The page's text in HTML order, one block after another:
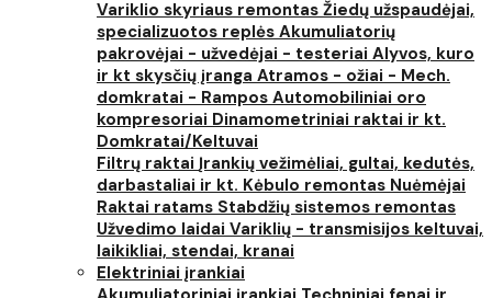
Variklio skyriaus remontas Žiedų užspaudėjai,
specializuotos replės Akumuliatorių
pakrovėjai - užvedėjai - testeriai Alyvos, kuro
ir kt skysčių įranga Atramos - ožiai - Mech.
domkratai - Rampos Automobiliniai oro
kompresoriai Dinamometriniai raktai ir kt.
Domkratai/Keltuvai
Filtrų raktai Įrankių vežimėliai, gultai, kedutės,
darbastaliai ir kt. Kėbulo remontas Nuėmėjai
Raktai ratams Stabdžių sistemos remontas
Užvedimo laidai Variklių - transmisijos keltuvai,
laikikliai, stendai, kranai
Elektriniai įrankiai